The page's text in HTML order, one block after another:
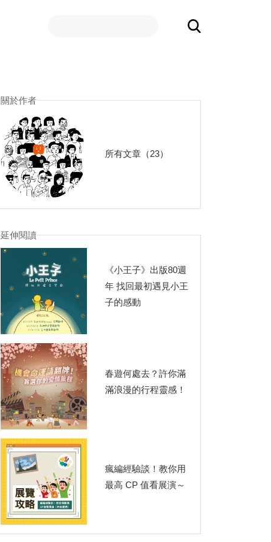
關於作者
所有文章（23）
延伸閱讀
《小王子》出版80週
年 找回最初遇見小王
子的感動
春遊何處去？許你滿
滿浪漫的行程靈感！
瘋編經驗談！教你用
最高 CP 值看展演～